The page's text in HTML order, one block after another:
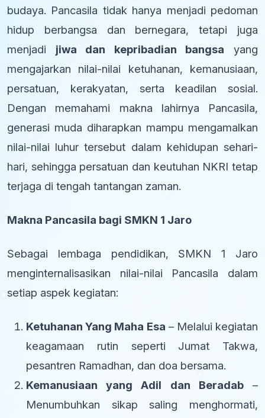
budaya. Pancasila tidak hanya menjadi pedoman
hidup berbangsa dan bernegara, tetapi juga
menjadi jiwa dan kepribadian bangsa yang
mengajarkan nilai-nilai ketuhanan, kemanusiaan,
persatuan, kerakyatan, serta keadilan sosial.
Dengan memahami makna lahirnya Pancasila,
generasi muda diharapkan mampu mengamalkan
nilai-nilai luhur tersebut dalam kehidupan sehari-
hari, sehingga persatuan dan keutuhan NKRI tetap
terjaga di tengah tantangan zaman.
Makna Pancasila bagi SMKN 1 Jaro
Sebagai lembaga pendidikan, SMKN 1 Jaro
menginternalisasikan nilai-nilai Pancasila dalam
setiap aspek kegiatan:
Ketuhanan Yang Maha Esa – Melalui kegiatan
keagamaan rutin seperti Jumat Takwa,
pesantren Ramadhan, dan doa bersama.
Kemanusiaan yang Adil dan Beradab–
Menumbuhkan sikap saling menghormati,